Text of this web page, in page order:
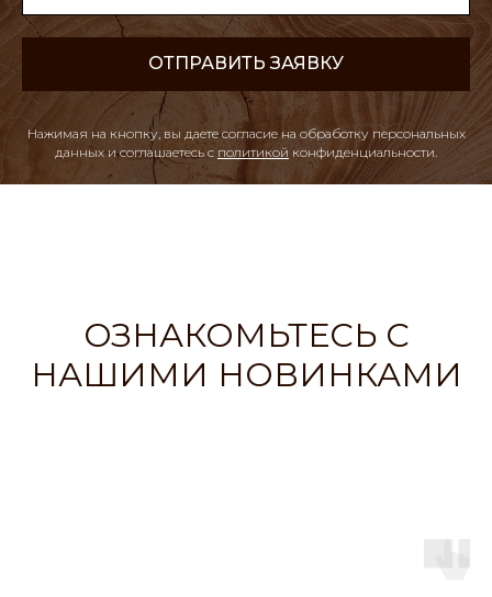
ОТПРАВИТЬ ЗАЯВКУ
Нажимая на кнопку, вы даете согласие на обработку персональных
данных и соглашаетесь c политикой конфиденциальности.
ОЗНАКОМЬТЕСЬ С
НАШИМИ НОВИНКАМИ